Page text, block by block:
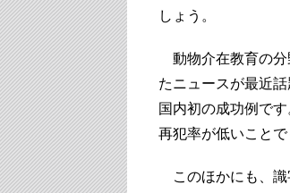
しょう。
動物介在教育の分
たニュースが最近
国内初の成功例で
再犯率が低いことで
このほかにも、識